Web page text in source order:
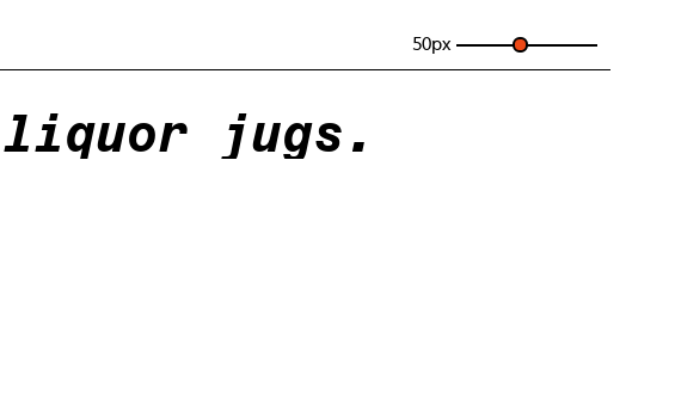
50px
liquor jugs.